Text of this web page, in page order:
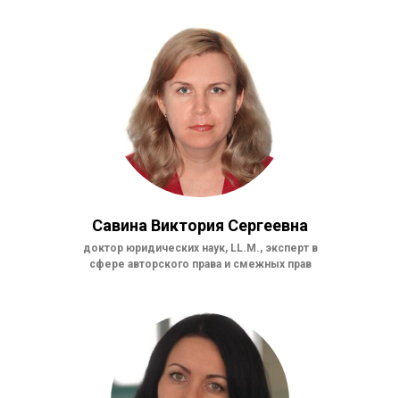
Савина Виктория Сергеевна
доктор юридических наук, LL.M., эксперт в
сфере авторского права и смежных прав